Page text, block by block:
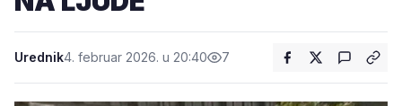
Urednik4. februar 2026. u 20:40 7